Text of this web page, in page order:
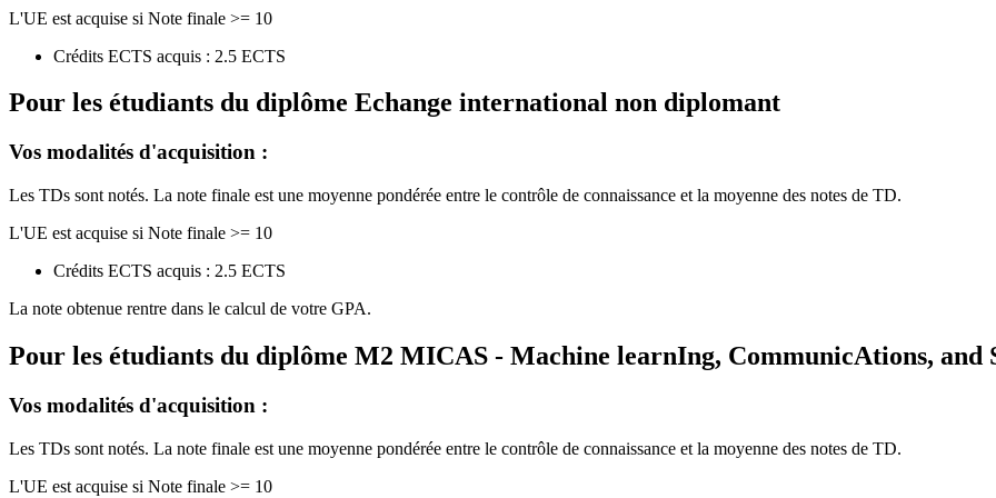
L'UE est acquise si Note finale >= 10
Crédits ECTS acquis : 2.5 ECTS
Pour les étudiants du diplôme Echange international non diplomant
Vos modalités d'acquisition :
Les TDs sont notés. La note finale est une moyenne pondérée entre le contrôle de connaissance et la moyenne des notes de TD.
L'UE est acquise si Note finale >= 10
Crédits ECTS acquis : 2.5 ECTS
La note obtenue rentre dans le calcul de votre GPA.
Pour les étudiants du diplôme M2 MICAS - Machine learnIng, CommunicAtions, and
Vos modalités d'acquisition :
Les TDs sont notés. La note finale est une moyenne pondérée entre le contrôle de connaissance et la moyenne des notes de TD.
L'UE est acquise si Note finale >= 10